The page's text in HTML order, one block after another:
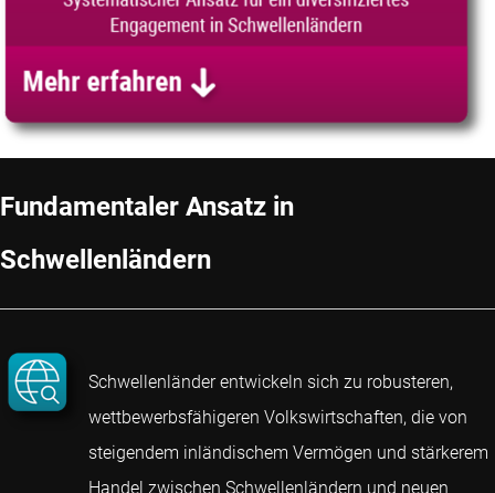
Fundamentaler Ansatz in
Schwellenländern
Schwellenländer entwickeln sich zu robusteren,
wettbewerbsfähigeren Volkswirtschaften, die von
steigendem inländischem Vermögen und stärkerem
Handel zwischen Schwellenländern und neuen